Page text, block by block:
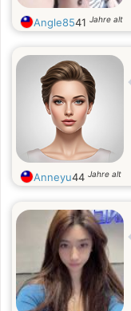
Angle8541 Jahre alt
Anneyu44 Jahre alt